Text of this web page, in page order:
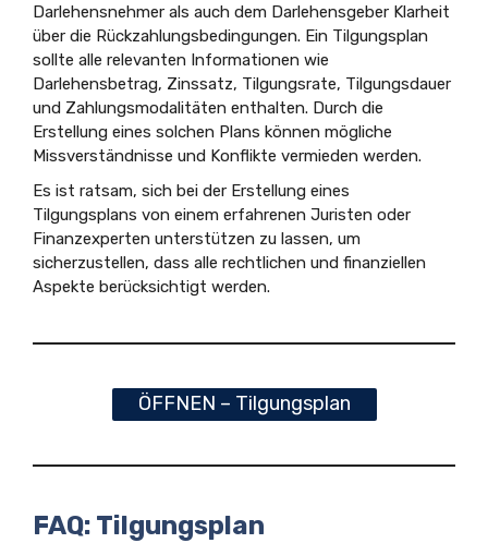
Darlehensnehmer als auch dem Darlehensgeber Klarheit
über die Rückzahlungsbedingungen. Ein Tilgungsplan
sollte alle relevanten Informationen wie
Darlehensbetrag, Zinssatz, Tilgungsrate, Tilgungsdauer
und Zahlungsmodalitäten enthalten. Durch die
Erstellung eines solchen Plans können mögliche
Missverständnisse und Konflikte vermieden werden.
Es ist ratsam, sich bei der Erstellung eines
Tilgungsplans von einem erfahrenen Juristen oder
Finanzexperten unterstützen zu lassen, um
sicherzustellen, dass alle rechtlichen und finanziellen
Aspekte berücksichtigt werden.
ÖFFNEN – Tilgungsplan
FAQ: Tilgungsplan